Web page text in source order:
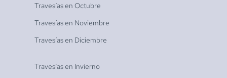
Travesías en Octubre
Travesías en Noviembre
Travesías en Diciembre
Travesías en Invierno